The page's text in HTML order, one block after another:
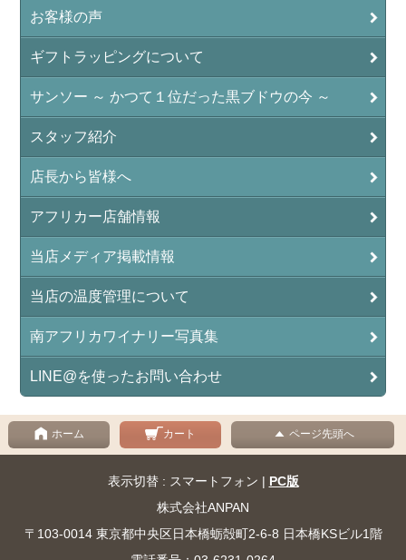
お客様の声
ギフトラッピングについて
サンソー ～ かつて１位だった黒ブドウの今 ～
スタッフ紹介
店長から皆様へ
アフリカー店舗情報
当店メディア掲載情報
当店の温度管理について
南アフリカワイナリー写真集
LINE@を使ったお問い合わせ
ホーム カート ページ先頭へ
表示切替 : スマートフォン | PC版
株式会社ANPAN
〒103-0014 東京都中央区日本橋蛎殻町2-6-8 日本橋KSビル1階